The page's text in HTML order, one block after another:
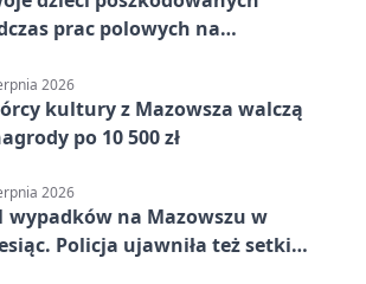
prac polowych na
2026
kultury z Mazowsza walczą
po 10 500 zł
2026
wypadków na Mazowszu w
Policja ujawniła też setki